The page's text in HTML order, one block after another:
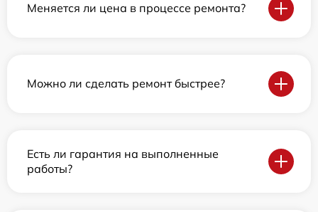
Меняется ли цена в процессе ремонта?
Можно ли сделать ремонт быстрее?
Есть ли гарантия на выполненные
работы?